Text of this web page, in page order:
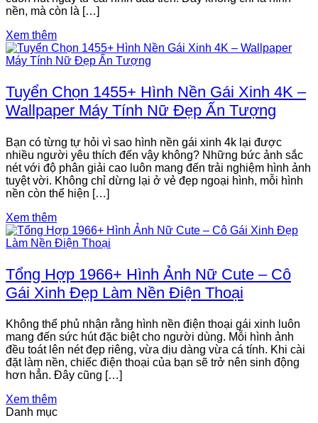
nền, mà còn là […]
Xem thêm
Tuyển Chọn 1455+ Hình Nền Gái Xinh 4K –
Wallpaper Máy Tính Nữ Đẹp Ấn Tượng
Bạn có từng tự hỏi vì sao hình nền gái xinh 4k lại được
nhiều người yêu thích đến vậy không? Những bức ảnh sắc
nét với độ phân giải cao luôn mang đến trải nghiệm hình ảnh
tuyệt vời. Không chỉ dừng lại ở vẻ đẹp ngoại hình, mỗi hình
nền còn thể hiện […]
Xem thêm
Tổng Hợp 1966+ Hình Ảnh Nữ Cute – Cô
Gái Xinh Đẹp Làm Nền Điện Thoại
Không thể phủ nhận rằng hình nền điện thoại gái xinh luôn
mang đến sức hút đặc biệt cho người dùng. Mỗi hình ảnh
đều toát lên nét đẹp riêng, vừa dịu dàng vừa cá tính. Khi cài
đặt làm nền, chiếc điện thoại của bạn sẽ trở nên sinh động
hơn hẳn. Đây cũng […]
Xem thêm
Danh mục